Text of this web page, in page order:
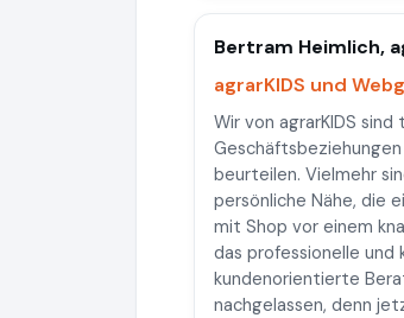
Bertram Heimlich,
agrarKIDS und
Wir von agrarKIDS
beurteilen. Vielmehr
persönliche Nähe, die
mit Shop vor einem
das professionelle und
kundenorientierte
nachgelassen, denn